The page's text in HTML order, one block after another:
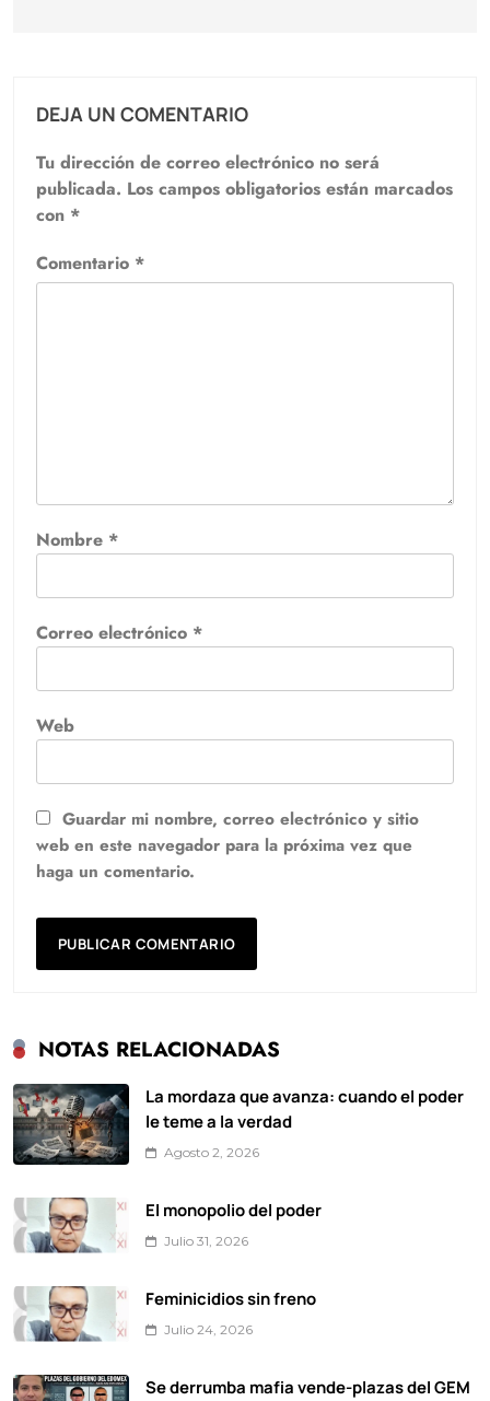
DEJA UN COMENTARIO
Tu dirección de correo electrónico no será
publicada. Los campos obligatorios están marcados
con *
Comentario *
Nombre *
Correo electrónico *
Web
Guardar mi nombre, correo electrónico y sitio
web en este navegador para la próxima vez que
haga un comentario.
NOTAS RELACIONADAS
La mordaza que avanza: cuando el poder
le teme a la verdad
Agosto 2, 2026
El monopolio del poder
Julio 31, 2026
Feminicidios sin freno
Julio 24, 2026
Se derrumba mafia vende-plazas del GEM